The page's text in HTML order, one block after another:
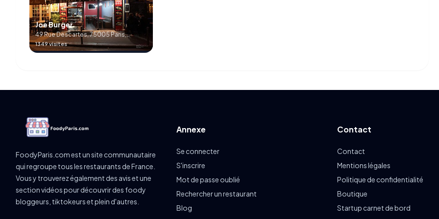
Joe Burger
49 Rue Descartes, 75005 Paris,
France
1349 visites
FoodyParis.com est un site communautaire
qui regroupe tous les restaurants de France.
Vous y trouverez également des avis et une
section vidéos pour découvrir des foody
bloggeurs, tiktokeurs et plein d'autres.
Annexe
Se connecter
S'inscrire
Mot de passe oublié
Rechercher un restaurant
Blog
Contact
Contact
Mentions légales
Politique de confidentialité
Boutique
Startup carnet de bord